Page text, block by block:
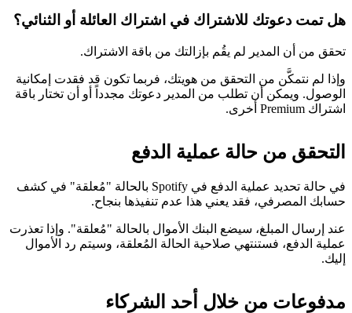
هل تمت دعوتك للاشتراك في اشتراك العائلة أو الثنائي؟
تحقق من أن المدير لم يقُم بإزالتك من باقة الاشتراك.
وإذا لم نتمكَّن من التحقق من هويتك، فربما تكون قد فقدت إمكانية
الوصول. ويمكن أن تطلب من المدير دعوتك مجدداً أو أن تختار باقة
اشتراك Premium أخرى.
التحقق من حالة عملية الدفع
في حالة تحديد عملية الدفع في Spotify بالحالة "مُعلقة" في كشف
حسابك المصرفي، فقد يعني هذا عدم تنفيذها بنجاح.
عند إرسال المبلغ، سيضع البنك الأموال بالحالة "مُعلقة". وإذا تعذرت
عملية الدفع، فستنتهي صلاحية الحالة المُعلقة، وسيتم رد الأموال
إليك.
مدفوعات من خلال أحد الشركاء